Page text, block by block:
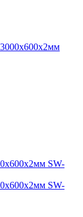
3000х600х2мм